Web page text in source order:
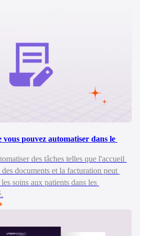
vous pouvez automatiser dans le
des tâches telles que l'accueil
documents et la facturation peut
soins aux patients dans les